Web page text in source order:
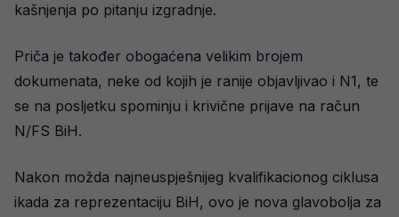
kašnjenja po pitanju izgradnje.
Priča je također obogaćena velikim brojem
dokumenata, neke od kojih je ranije objavljivao i N1, te
se na posljetku spominju i krivične prijave na račun
N/FS BiH.
Nakon možda najneuspješnijeg kvalifikacionog ciklusa
ikada za reprezentaciju BiH, ovo je nova glavobolja za